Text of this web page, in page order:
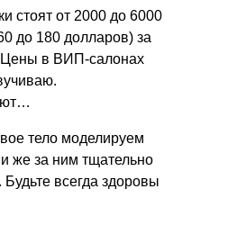
стоят от 2000 до 6000
до 180 долларов) за
Цены в ВИП-салонах
тело моделируем
же за ним тщательно
всегда здоровы